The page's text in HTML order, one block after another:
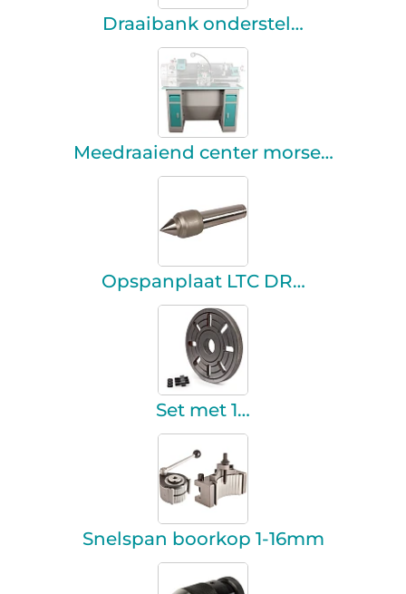
Draaibank onderstel…
Meedraaiend center morse…
Opspanplaat LTC DR…
Set met 1…
Snelspan boorkop 1-16mm